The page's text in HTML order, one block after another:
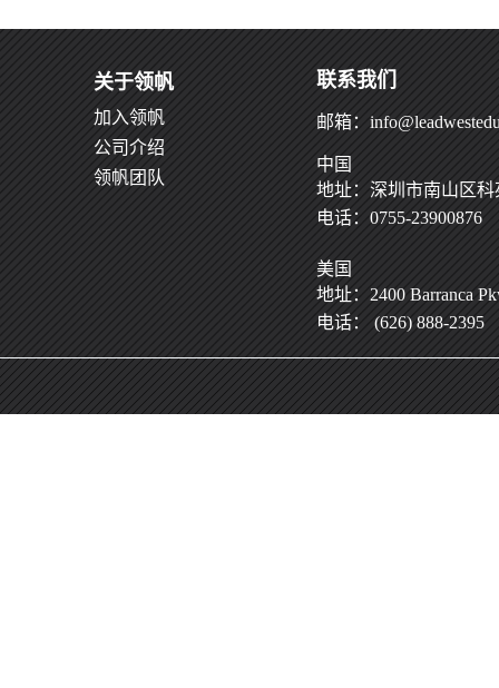
关于领帆
加入领帆
公司介绍
领帆团队
联系我们
邮箱：
中国
地址：深圳市南山区科
电话：0755-23900876
美国
地址：2400 Barranca
电话： (626) 888-2395